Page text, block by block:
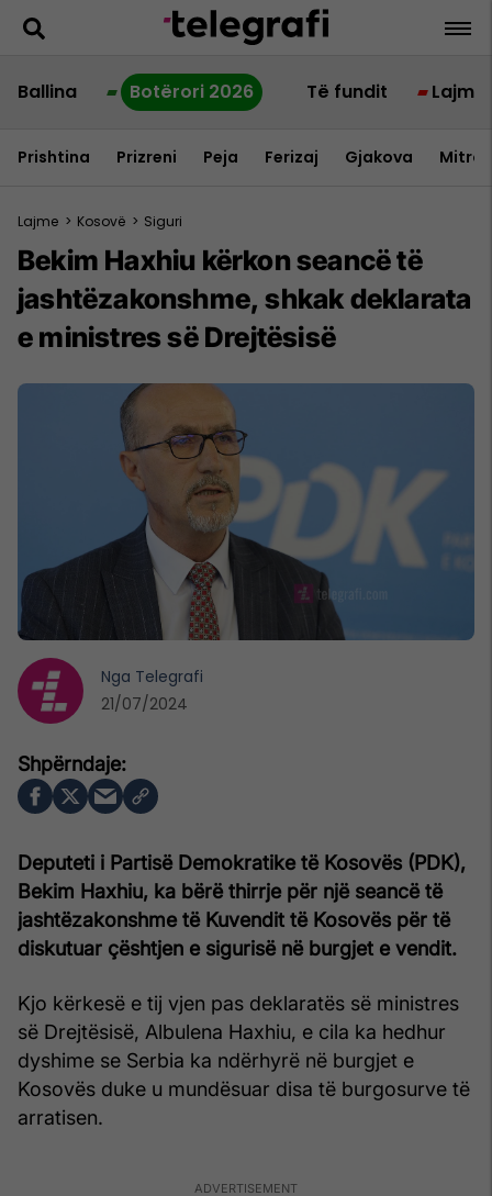
Ballina Botërori 2026 Të fundit Lajme
Prishtina Prizreni Peja Ferizaj Gjakova
Lajme > Kosovë > Siguri
Bekim Haxhiu kërkon seancë të
jashtëzakonshme, shkak deklarata
e ministres së Drejtësisë
Deputeti i Partisë Demokratike të Kosovës (PDK),
Bekim Haxhiu, ka bërë thirrje për një seancë të
jashtëzakonshme të Kuvendit të Kosovës për të
diskutuar çështjen e sigurisë në burgjet e vendit.
Kjo kërkesë e tij vjen pas deklaratës së ministres
së Drejtësisë, Albulena Haxhiu, e cila ka hedhur
dyshime se Serbia ka ndërhyrë në burgjet e
Kosovës duke u mundësuar disa të burgosurve të
arratisen.
Nga Telegrafi
21/07/2024